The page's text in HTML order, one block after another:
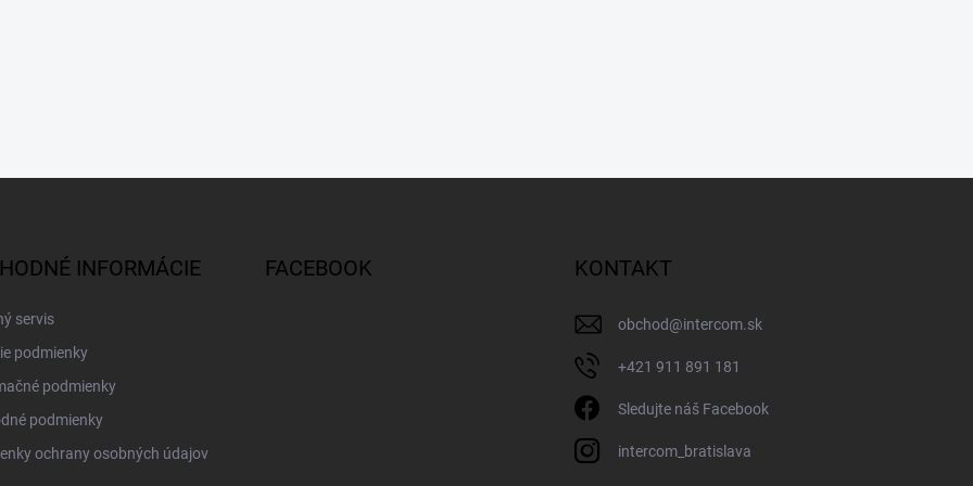
INFORMÁCIE
servis
podmienky
podmienky
podmienky
ochrany osobných údajov
FACEBOOK KONTAKT
obchod@intercom.sk
+421 911 891 181
Sledujte náš Facebook
intercom_bratislava